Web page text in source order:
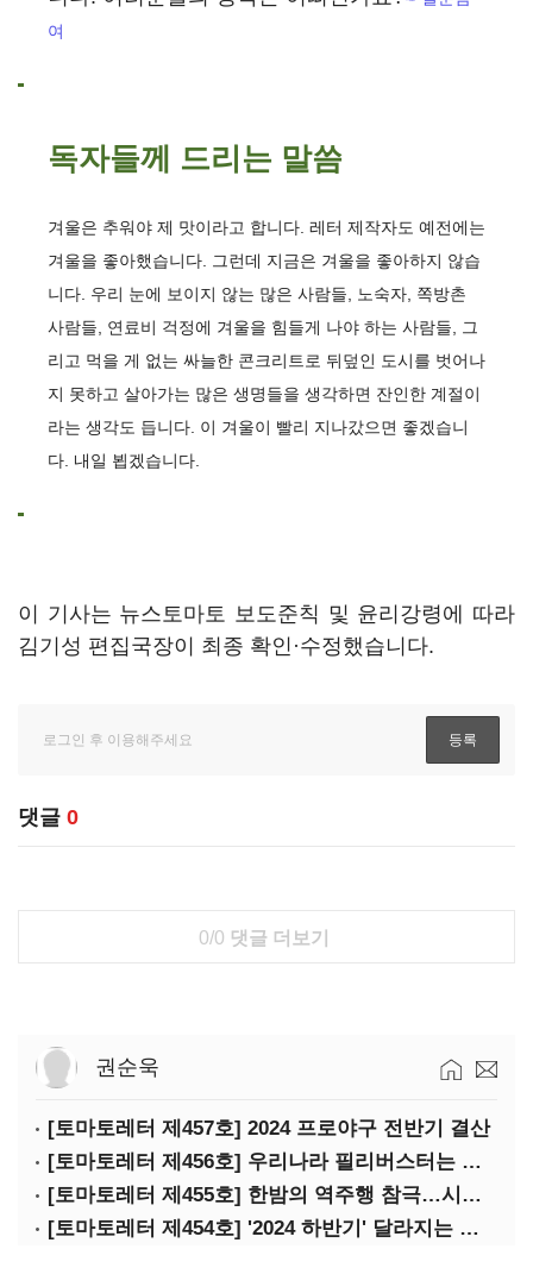
여
독자들께 드리는 말씀
겨울은 추워야 제 맛이라고 합니다. 레터 제작자도 예전에는
겨울을 좋아했습니다. 그런데 지금은 겨울을 좋아하지 않습
니다. 우리 눈에 보이지 않는 많은 사람들, 노숙자, 쪽방촌
사람들, 연료비 걱정에 겨울을 힘들게 나야 하는 사람들, 그
리고 먹을 게 없는 싸늘한 콘크리트로 뒤덮인 도시를 벗어나
지 못하고 살아가는 많은 생명들을 생각하면 잔인한 계절이
라는 생각도 듭니다. 이 겨울이 빨리 지나갔으면 좋겠습니
다. 내일 뵙겠습니다.
이 기사는 뉴스토마토 보도준칙 및 윤리강령에 따라
김기성 편집국장이 최종 확인·수정했습니다.
댓글 0
0/0 댓글 더보기
권순욱
[토마토레터 제457호] 2024 프로야구 전반기 결산
[토마토레터 제456호] 우리나라 필리버스터는 어떻게 무용지물이 됐나
[토마토레터 제455호] 한밤의 역주행 참극…시청역 참사의 핵심 쟁점은?
[토마토레터 제454호] '2024 하반기' 달라지는 정책들 정리(하)